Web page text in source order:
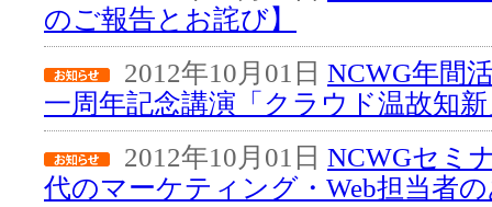
のご報告とお詫び】
2012年10月01日 NCWG年間
一周年記念講演「クラウド温故知
2012年10月01日 NCWGセミ
代のマーケティング・Web担当者